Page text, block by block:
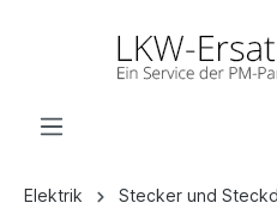
Elektrik
Stecker und